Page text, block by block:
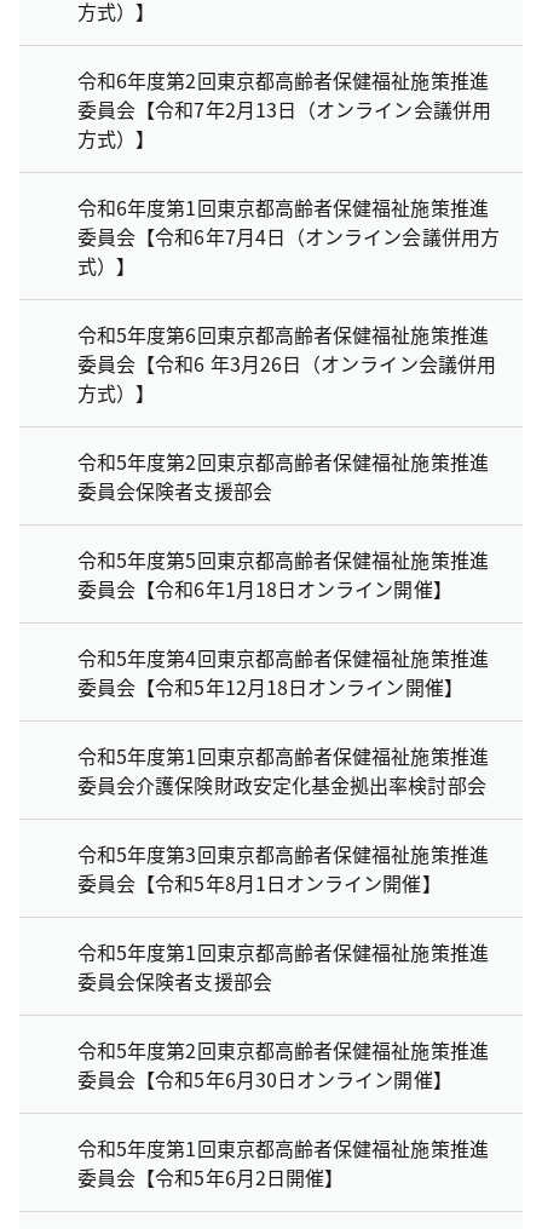
方式）】
令和6年度第2回東京都高齢者保健福祉施策推進
委員会【令和7年2月13日（オンライン会議併用
方式）】
令和6年度第1回東京都高齢者保健福祉施策推進
委員会【令和6年7月4日（オンライン会議併用方
式）】
令和5年度第6回東京都高齢者保健福祉施策推進
委員会【令和6 年3月26日（オンライン会議併用
方式）】
令和5年度第2回東京都高齢者保健福祉施策推進
委員会保険者支援部会
令和5年度第5回東京都高齢者保健福祉施策推進
委員会【令和6年1月18日オンライン開催】
令和5年度第4回東京都高齢者保健福祉施策推進
委員会【令和5年12月18日オンライン開催】
令和5年度第1回東京都高齢者保健福祉施策推進
委員会介護保険財政安定化基金拠出率検討部会
令和5年度第3回東京都高齢者保健福祉施策推進
委員会【令和5年8月1日オンライン開催】
令和5年度第1回東京都高齢者保健福祉施策推進
委員会保険者支援部会
令和5年度第2回東京都高齢者保健福祉施策推進
委員会【令和5年6月30日オンライン開催】
令和5年度第1回東京都高齢者保健福祉施策推進
委員会【令和5年6月2日開催】